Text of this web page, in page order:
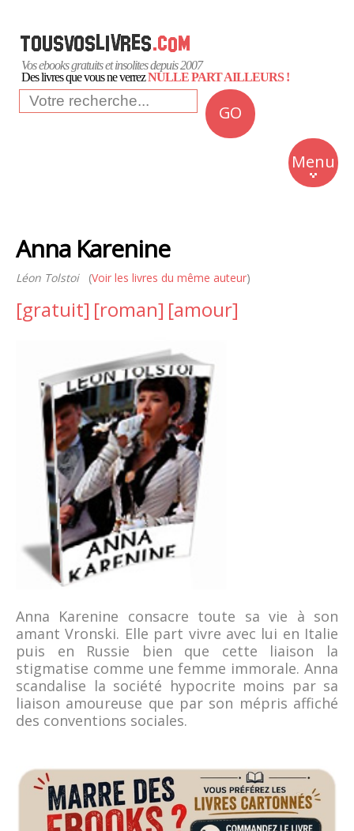
Vos ebooks gratuits et insolites depuis 2007
Des livres que vous ne verrezNULLE PART AILLEURS !
GO
Menu
Insolite
Business
Anna Karenine
Léon Tolstoi(Voir les livres du même auteur)
[gratuit] [roman] [amour]
Anna Karenine consacre toute sa vie à son
amant Vronski. Elle part vivre avec lui en Italie
puis en Russie bien que cette liaison la
stigmatise comme une femme immorale. Anna
scandalise la société hypocrite moins par sa
liaison amoureuse que par son mépris affiché
des conventions sociales.